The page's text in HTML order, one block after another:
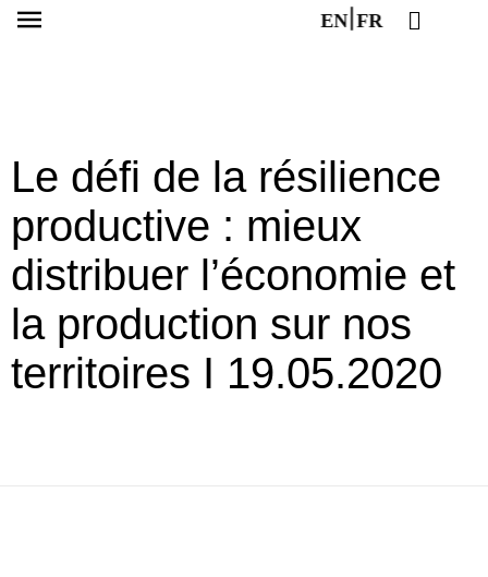
EN FR
Le défi de la résilience
productive : mieux
distribuer l’économie et
la production sur nos
territoires I 19.05.2020